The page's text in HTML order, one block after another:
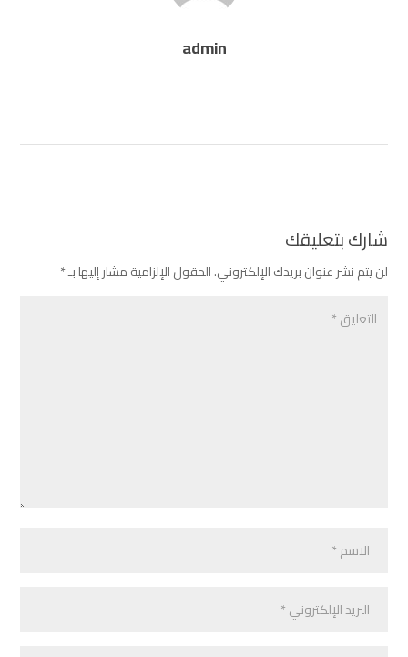
admin
شارك بتعليقك
لن يتم نشر عنوان بريدك الإلكتروني.الحقول الإلزامية مشار إليها بـ*